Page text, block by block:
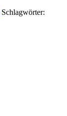
Schlagwörter: